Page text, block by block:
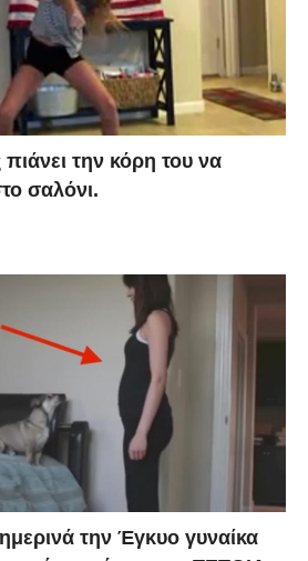
την κόρη του να
σαλόνι.
την Έγκυο γυναίκα